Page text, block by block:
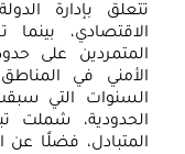
تتعلق بإدارة
الاقتصادي،
المتمردين على
الأمني في
الحدودية، شملت
المتبادل، فضلًا